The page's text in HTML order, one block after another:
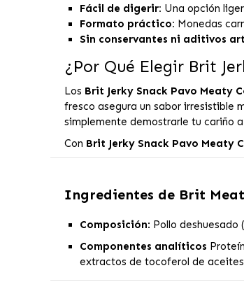
Fácil de digerir: Una opción
Formato práctico: Monedas
Sin conservantes ni aditivos
¿Por Qué Elegir Brit
Los Brit Jerky Snack Pavo Meaty
fresco asegura un sabor irresistible
simplemente demostrarle tu cariño
Con Brit Jerky Snack Pavo Meaty
Ingredientes de Brit
Composición: Pollo deshuesado
Componentes analíticos
extractos de tocoferol de